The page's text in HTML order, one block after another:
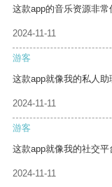
这款app的音乐资源非常
2024-11-11
游客
这款app就像我的私人助
2024-11-11
游客
这款app就像我的社交平
2024-11-11